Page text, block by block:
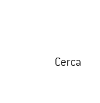
Cerca